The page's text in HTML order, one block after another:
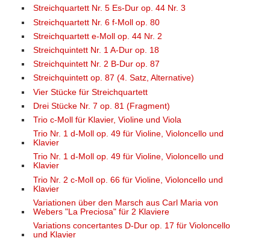
Streichquartett Nr. 5 Es-Dur op. 44 Nr. 3
Streichquartett Nr. 6 f-Moll op. 80
Streichquartett e-Moll op. 44 Nr. 2
Streichquintett Nr. 1 A-Dur op. 18
Streichquintett Nr. 2 B-Dur op. 87
Streichquintett op. 87 (4. Satz, Alternative)
Vier Stücke für Streichquartett
Drei Stücke Nr. 7 op. 81 (Fragment)
Trio c-Moll für Klavier, Violine und Viola
Trio Nr. 1 d-Moll op. 49 für Violine, Violoncello und
Klavier
Trio Nr. 1 d-Moll op. 49 für Violine, Violoncello und
Klavier
Trio Nr. 2 c-Moll op. 66 für Violine, Violoncello und
Klavier
Variationen über den Marsch aus Carl Maria von
Webers "La Preciosa" für 2 Klaviere
Variations concertantes D-Dur op. 17 für Violoncello
und Klavier